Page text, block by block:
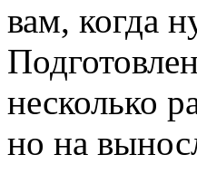
вам, когда
несколько
но на